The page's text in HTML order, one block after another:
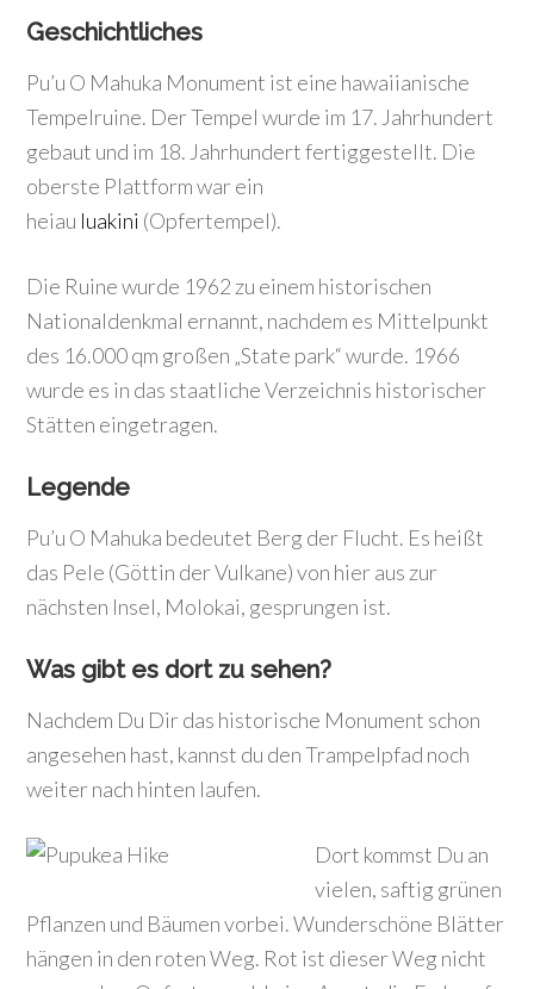
Geschichtliches
Pu’u O Mahuka Monument ist eine hawaiianische
Tempelruine. Der Tempel wurde im 17. Jahrhundert
gebaut und im 18. Jahrhundert fertiggestellt. Die
oberste Plattform war ein
heiau luakini (Opfertempel).
Die Ruine wurde 1962 zu einem historischen
Nationaldenkmal ernannt, nachdem es Mittelpunkt
des 16.000 qm großen „State park“ wurde. 1966
wurde es in das staatliche Verzeichnis historischer
Stätten eingetragen.
Legende
Pu’u O Mahuka bedeutet Berg der Flucht. Es heißt
das Pele (Göttin der Vulkane) von hier aus zur
nächsten Insel, Molokai, gesprungen ist.
Was gibt es dort zu sehen?
Nachdem Du Dir das historische Monument schon
angesehen hast, kannst du den Trampelpfad noch
weiter nach hinten laufen.
Dort kommst Du an
vielen, saftig grünen
Pflanzen und Bäumen vorbei. Wunderschöne Blätter
hängen in den roten Weg. Rot ist dieser Weg nicht